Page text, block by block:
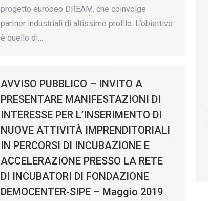
progetto europeo DREAM, che coinvolge
partner industriali di altissimo profilo. L’obiettivo
è quello di…
AVVISO PUBBLICO – INVITO A
PRESENTARE MANIFESTAZIONI DI
INTERESSE PER L’INSERIMENTO DI
NUOVE ATTIVITÀ IMPRENDITORIALI
IN PERCORSI DI INCUBAZIONE E
ACCELERAZIONE PRESSO LA RETE
DI INCUBATORI DI FONDAZIONE
DEMOCENTER-SIPE – Maggio 2019